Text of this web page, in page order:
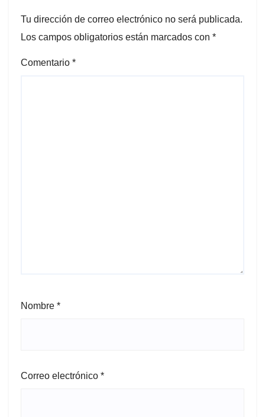
Tu dirección de correo electrónico no será publicada.
Los campos obligatorios están marcados con *
Comentario *
Nombre *
Correo electrónico *